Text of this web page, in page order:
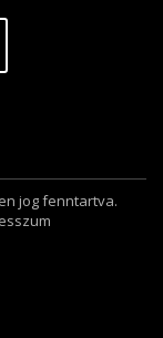
jog fenntartva.